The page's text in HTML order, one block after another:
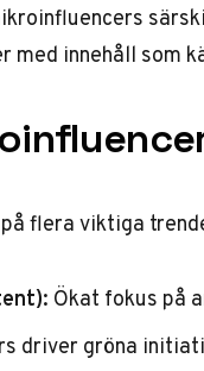
med innehåll som
flera viktiga
Ökat fokus på
driver gröna